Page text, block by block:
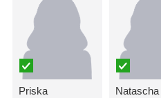
Priska
Natascha